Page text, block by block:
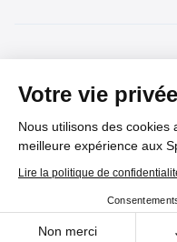
Votre vie privée
Nous utilisons des cookies
meilleure expérience aux
Lire la politique de
Non merci
Cookies
Spliiit est enregistré sous
(ACPR) comme agent prestataire de
paiement dont le siège social est